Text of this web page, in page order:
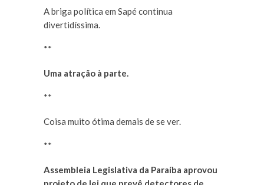
A briga política em Sapé continua
divertidíssima.
**
Uma atração à parte.
**
Coisa muito ótima demais de se ver.
**
Assembleia Legislativa da Paraíba aprovou